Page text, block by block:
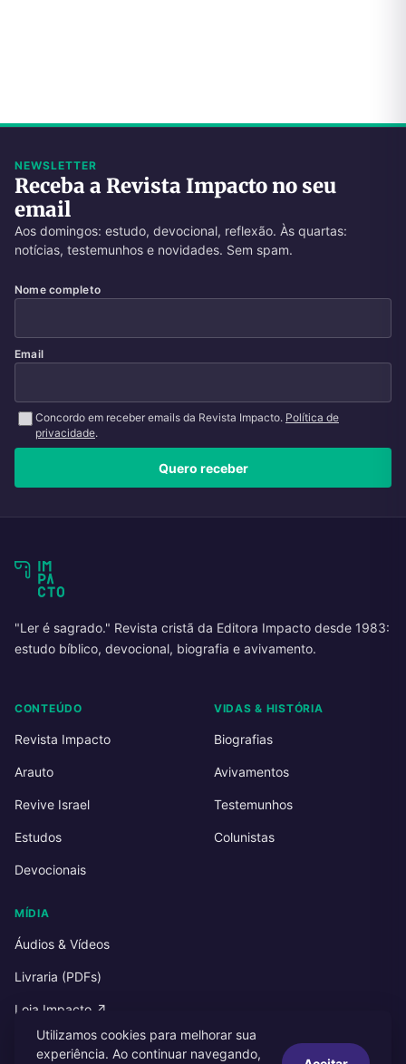
NEWSLETTER
Receba a Revista Impacto no seu
email
Aos domingos: estudo, devocional, reflexão. Às quartas:
notícias, testemunhos e novidades. Sem spam.
Nome completo
Email
Concordo em receber emails da Revista Impacto. Política de
privacidade.
Quero receber
"Ler é sagrado." Revista cristã da Editora Impacto desde 1983:
estudo bíblico, devocional, biografia e avivamento.
CONTEÚDO
Revista Impacto
Arauto
Revive Israel
Estudos
Devocionais
VIDAS & HISTÓRIA
Biografias
Avivamentos
Testemunhos
Colunistas
MÍDIA
Áudios & Vídeos
Livraria (PDFs)
Loja Impacto ↗
Utilizamos cookies para melhorar sua
experiência. Ao continuar navegando,